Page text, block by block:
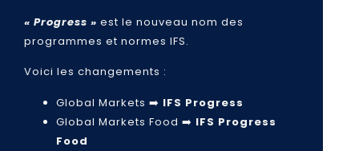
« Progress » est le nouveau nom des
programmes et normes IFS.
Voici les changements :
Global Markets ➡️ IFS Progress
Global Markets Food ➡️ IFS Progress
Food